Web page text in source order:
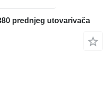
prednjeg utovarivača